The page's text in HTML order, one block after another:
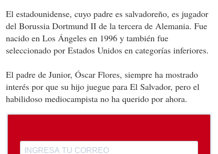
El estadounidense, cuyo padre es salvadoreño, es jugador
del Borussia Dortmund II de la tercera de Alemania. Fue
nacido en Los Ángeles en 1996 y también fue
seleccionado por Estados Unidos en categorías inferiores.
El padre de Junior, Óscar Flores, siempre ha mostrado
interés por que su hijo juegue para El Salvador, pero el
habilidoso mediocampista no ha querido por ahora.